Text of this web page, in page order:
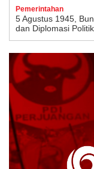
Pemerintahan
5 Agustus 1945,
dan Diplomasi